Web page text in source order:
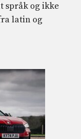
språk og ikke
latin og